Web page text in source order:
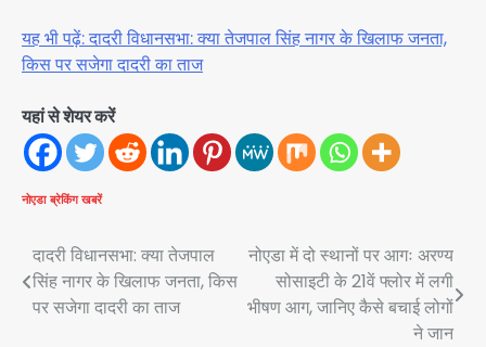
यह भी पढ़ें: दादरी विधानसभा: क्या तेजपाल सिंह नागर के खिलाफ जनता,
किस पर सजेगा दादरी का ताज
यहां से शेयर करें
नोएडा ब्रेकिंग खबरें
Post
navigation
दादरी विधानसभा: क्या तेजपाल
सिंह नागर के खिलाफ जनता, किस
पर सजेगा दादरी का ताज
नोएडा में दो स्थानों पर आगः अरण्य
सोसाइटी के 21वें फ्लोर में लगी
भीषण आग, जानिए कैसे बचाई लोगों
ने जान